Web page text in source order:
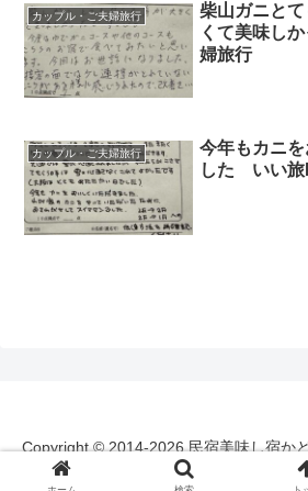
カップル・ご夫婦旅行
柴山ガニと
くて美味し
婦旅行
カップル・ご夫婦旅行
今年もカニ
した いい旅
Copyright © 2014-2026 民宿美味し宿か
Rights Reserved.